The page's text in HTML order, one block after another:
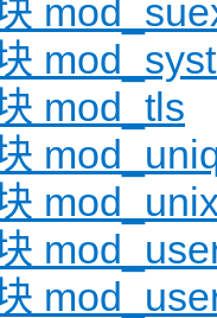
mod_tls